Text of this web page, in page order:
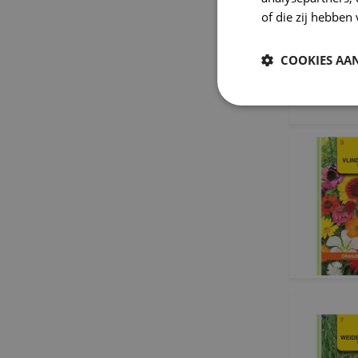
of die zij hebben
COOKIES